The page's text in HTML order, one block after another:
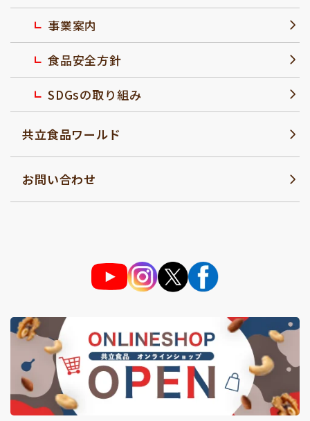
事業案内
食品安全方針
SDGsの取り組み
共立食品ワールド
お問い合わせ